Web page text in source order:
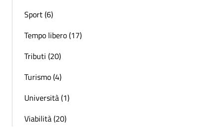
Sport (6)
Tempo libero (17)
Tributi (20)
Turismo (4)
Università (1)
Viabilità (20)